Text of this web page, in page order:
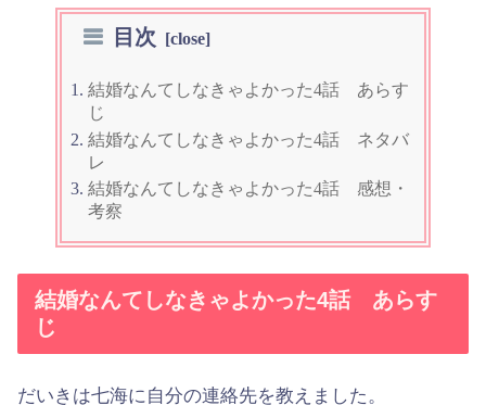
目次
結婚なんてしなきゃよかった4話 あらす
じ
結婚なんてしなきゃよかった4話 ネタバ
レ
結婚なんてしなきゃよかった4話 感想・
考察
結婚なんてしなきゃよかった4話 あらす
じ
だいきは七海に自分の連絡先を教えました。